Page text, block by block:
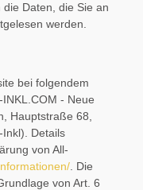
Daten, die Sie an
werden.
bei folgendem
- Neue
Hauptstraße 68,
Details
von All-
. Die
von Art. 6